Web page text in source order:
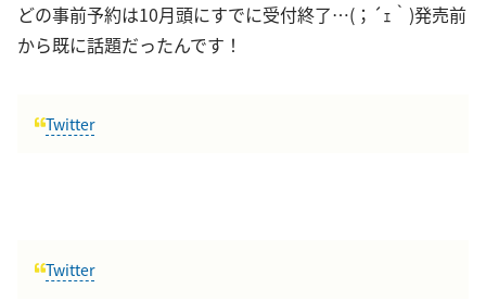
どの事前予約は10月頭にすでに受付終了…(；´ｪ｀)発売前
から既に話題だったんです！
Twitter
Twitter